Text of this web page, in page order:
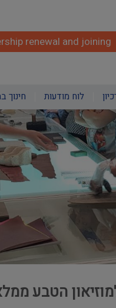
renewal and joining
חינוך לוח מודעות
הטבע